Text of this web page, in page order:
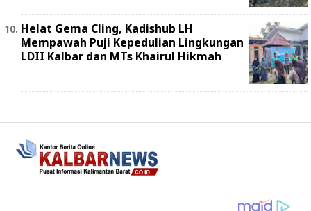
Helat Gema Cling, Kadishub LH
Mempawah Puji Kepedulian Lingkungan
LDII Kalbar dan MTs Khairul Hikmah